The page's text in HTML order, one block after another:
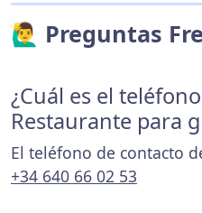
🙋‍♂️ Preguntas
¿Cuál es el
Restaurante para
El teléfono de contacto
+34 640 66 02 53